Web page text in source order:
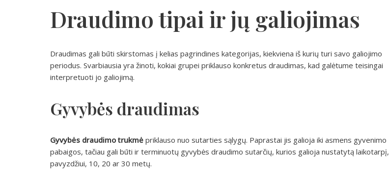
Draudimo tipai ir jų galiojimas
Draudimas gali būti skirstomas į kelias pagrindines kategorijas, kiekviena iš kurių turi savo galiojimo
periodus. Svarbiausia yra žinoti, kokiai grupei priklauso konkretus draudimas, kad galėtume teisingai
interpretuoti jo galiojimą.
Gyvybės draudimas
Gyvybės draudimo trukmė priklauso nuo sutarties sąlygų. Paprastai jis galioja iki asmens gyvenimo
pabaigos, tačiau gali būti ir terminuotų gyvybės draudimo sutarčių, kurios galioja nustatytą laikotarpį,
pavyzdžiui, 10, 20 ar 30 metų.